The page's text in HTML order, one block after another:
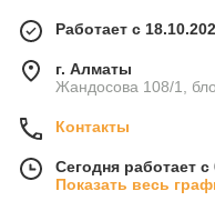
Работает с
г. Алматы
Жандосова 108/1,
Контакты
Сегодня работает
Показать весь